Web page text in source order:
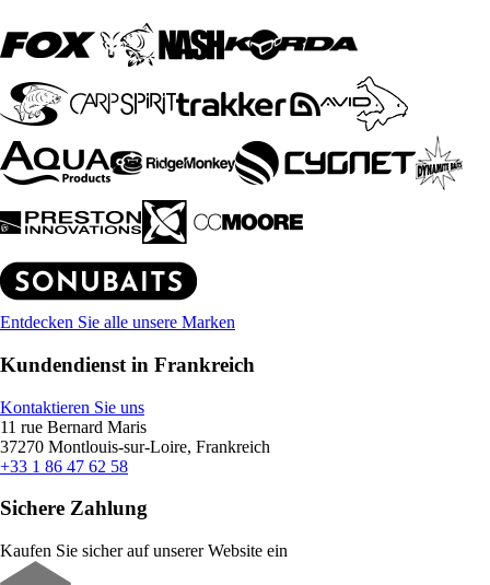
Entdecken Sie alle unsere Marken
Kundendienst in Frankreich
Kontaktieren Sie uns
11 rue Bernard Maris
37270 Montlouis-sur-Loire, Frankreich
+33 1 86 47 62 58
Sichere Zahlung
Kaufen Sie sicher auf unserer Website ein